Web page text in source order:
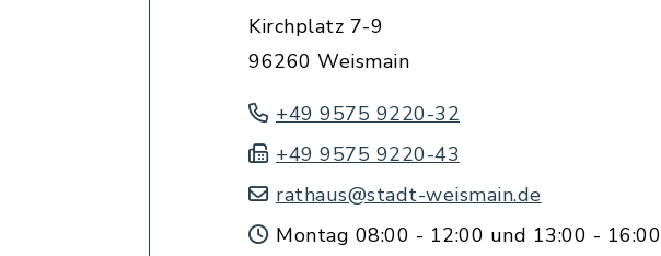
Kirchplatz 7-9
96260 Weismain
+49 9575 9220-32
+49 9575 9220-43
rathaus@stadt-weismain.de
Montag 08:00 - 12:00 und 13:00 - 16:00